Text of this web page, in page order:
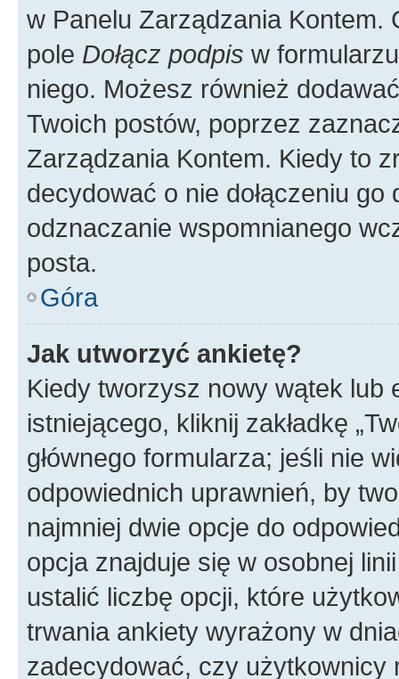
w Panelu Zarządzania
pole Dołącz podpis w
niego. Możesz również
Twoich postów, poprzez
Zarządzania Kontem. Kiedy to
decydować o nie dołączeniu
odznaczanie wspomnianego
posta.
Góra
Jak utworzyć ankietę?
Kiedy tworzysz nowy wątek lub
istniejącego, kliknij zakładkę
głównego formularza; jeśli nie
odpowiednich uprawnień, by
najmniej dwie opcje do
opcja znajduje się w osobnej
ustalić liczbę opcji, które
trwania ankiety wyrażony w
zadecydować, czy użytkownicy